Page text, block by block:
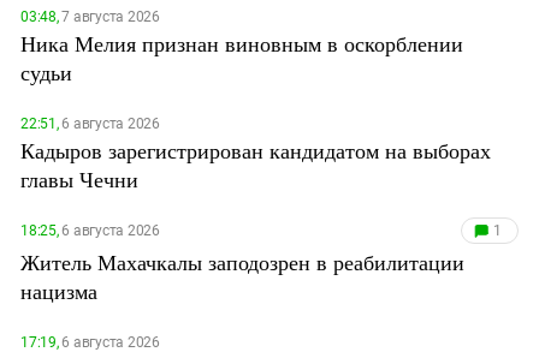
03:48,7 августа 2026
Ника Мелия признан виновным в оскорблении
судьи
22:51,6 августа 2026
Кадыров зарегистрирован кандидатом на выборах
главы Чечни
18:25,6 августа 2026 1
Житель Махачкалы заподозрен в реабилитации
нацизма
17:19,6 августа 2026